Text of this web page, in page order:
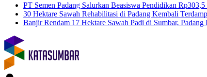
PT Semen Padang Salurkan Beasiswa Pendidikan
30 Hektare Sawah Rehabilitasi di Padang Kembali
Banjir Rendam 17 Hektare Sawah Padi di Sumbar, Padang